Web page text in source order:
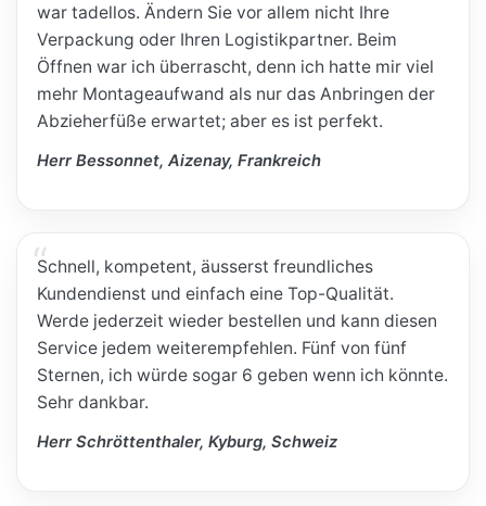
war tadellos. Ändern Sie vor allem nicht Ihre
Verpackung oder Ihren Logistikpartner. Beim
Öffnen war ich überrascht, denn ich hatte mir viel
mehr Montageaufwand als nur das Anbringen der
Abzieherfüße erwartet; aber es ist perfekt.
Herr Bessonnet, Aizenay, Frankreich
Schnell, kompetent, äusserst freundliches
Kundendienst und einfach eine Top-Qualität.
Werde jederzeit wieder bestellen und kann diesen
Service jedem weiterempfehlen. Fünf von fünf
Sternen, ich würde sogar 6 geben wenn ich könnte.
Sehr dankbar.
Herr Schröttenthaler, Kyburg, Schweiz